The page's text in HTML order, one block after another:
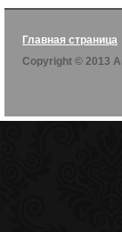
Главная страница
Copyright © 2013